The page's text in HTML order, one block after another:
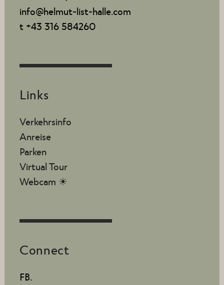
info@helmut-list-halle.com
t +43 316 584260
Links
Verkehrsinfo
Anreise
Parken
Virtual Tour
Webcam ☀
Connect
FB.